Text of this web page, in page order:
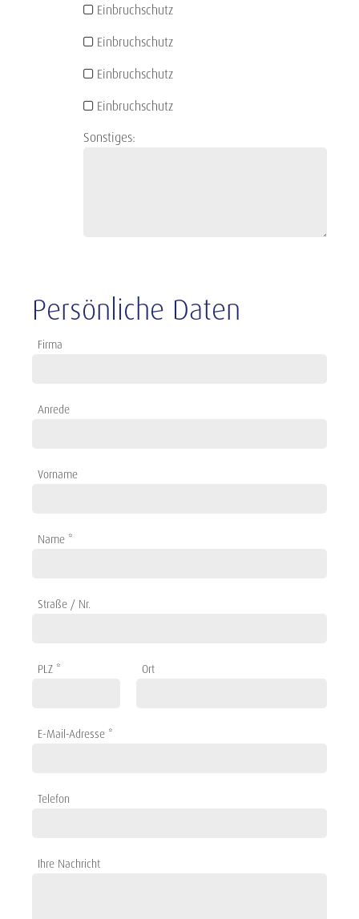
Einbruchschutz
Einbruchschutz
Einbruchschutz
Einbruchschutz
Sonstiges:
Persönliche Daten
Firma
Anrede
Vorname
Name *
Straße / Nr.
PLZ * Ort
E-Mail-Adresse *
Telefon
Ihre Nachricht